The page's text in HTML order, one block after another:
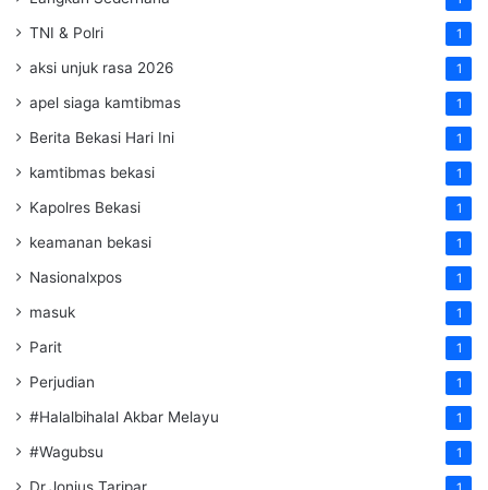
TNI & Polri 1
aksi unjuk rasa 2026 1
apel siaga kamtibmas 1
Berita Bekasi Hari Ini 1
kamtibmas bekasi 1
Kapolres Bekasi 1
keamanan bekasi 1
Nasionalxpos 1
masuk 1
Parit 1
Perjudian 1
#Halalbihalal Akbar Melayu 1
#Wagubsu 1